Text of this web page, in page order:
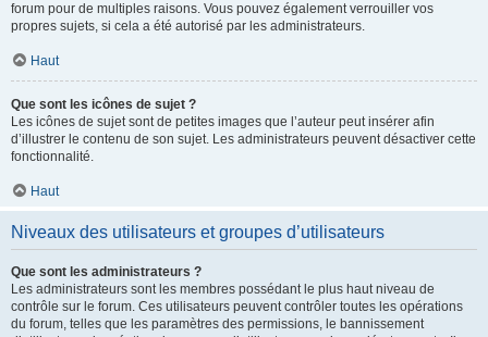
forum pour de multiples raisons. Vous pouvez également verrouiller vos
propres sujets, si cela a été autorisé par les administrateurs.
Haut
Que sont les icônes de sujet ?
Les icônes de sujet sont de petites images que l’auteur peut insérer afin
d’illustrer le contenu de son sujet. Les administrateurs peuvent désactiver cette
fonctionnalité.
Haut
Niveaux des utilisateurs et groupes d’utilisateurs
Que sont les administrateurs ?
Les administrateurs sont les membres possédant le plus haut niveau de
contrôle sur le forum. Ces utilisateurs peuvent contrôler toutes les opérations
du forum, telles que les paramètres des permissions, le bannissement